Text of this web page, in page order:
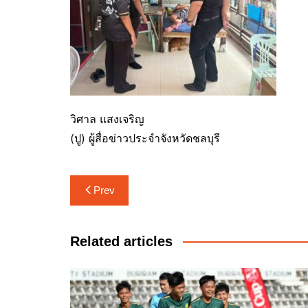
วิศาล แสงเจริญ
(ปู) ผู้สื่อข่าวประจำจังหวัดชลบุรี
แนะแนว
เรื่อง
Prev
Related articles